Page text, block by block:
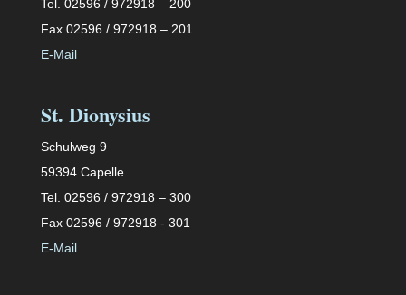
Tel. 02596 / 972918 – 200
Fax 02596 / 972918 – 201
E-Mail
St. Dionysius
Schulweg 9
59394 Capelle
Tel. 02596 / 972918 – 300
Fax 02596 / 972918 - 301
E-Mail